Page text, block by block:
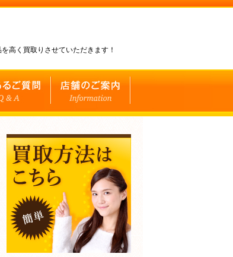
高く買取りさせていただきます！